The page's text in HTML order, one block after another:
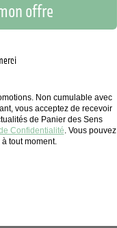
offre
Non cumulable avec
vous acceptez de recevoir
de Panier des Sens
Confidentialité. Vous pouvez
tout moment.